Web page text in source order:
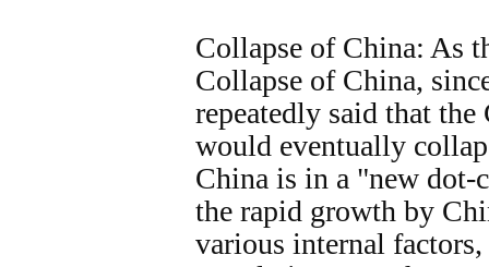
Collapse of China: As
Collapse of China,
repeatedly said that
would eventually
China is in a "new dot-
the rapid growth by
various internal